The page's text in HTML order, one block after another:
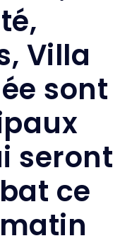
Villa
sont
seront
ce